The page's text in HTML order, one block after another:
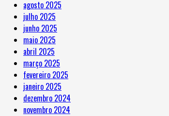
agosto 2025
julho 2025
junho 2025
maio 2025
abril 2025
março 2025
fevereiro 2025
janeiro 2025
dezembro 2024
novembro 2024